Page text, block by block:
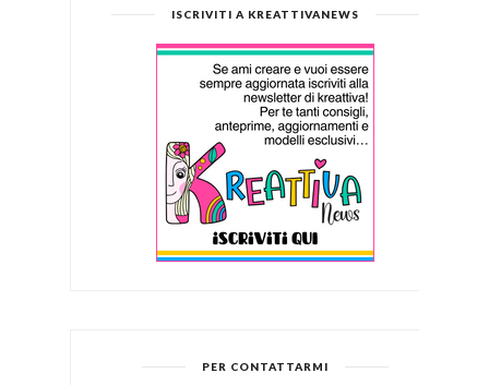
ISCRIVITI A KREATTIVANEWS
PER CONTATTARMI